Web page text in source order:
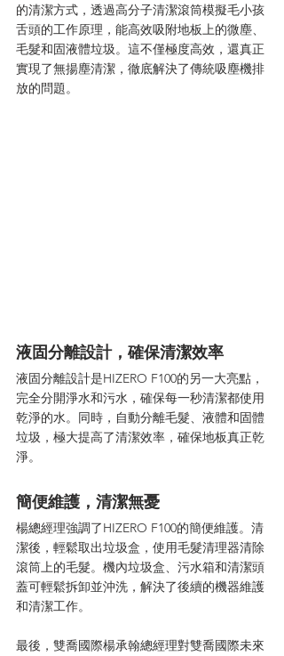
的清潔方式，透過高分子清潔滾筒模擬毛小孩
舌頭的工作原理，能高效吸附地板上的微塵、
毛髮和固液體垃圾。這不僅極度高效，還真正
實現了無揚塵清潔，徹底解決了傳統吸塵機排
放的問題。
液固分離設計，確保清潔效率
液固分離設計是HIZERO F100的另一大亮點，
完全分開淨水和污水，確保每一秒清潔都使用
乾淨的水。同時，自動分離毛髮、液體和固體
垃圾，極大提高了清潔效率，確保地板真正乾
淨。
簡便維護，清潔無憂
楊總經理強調了HIZERO F100的簡便維護。清
潔後，輕鬆取出垃圾盒，使用毛髮清理器清除
滾筒上的毛髮。機內垃圾盒、污水箱和清潔頭
蓋可輕鬆拆卸並沖洗，解決了後續的機器維護
和清潔工作。
最後，雙喬國際楊承翰總經理對雙喬國際未來